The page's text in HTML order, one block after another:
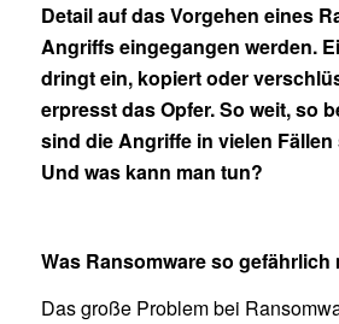
Detail auf das Vorgehen eines
Angriffs eingegangen werden.
dringt ein, kopiert oder
erpresst das Opfer. So weit, so
sind die Angriffe in vielen
Und was kann man tun?
Was Ransomware so gefährlich
Das große Problem bei